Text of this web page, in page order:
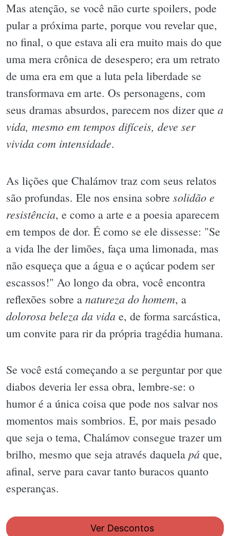
Mas atenção, se você não curte spoilers, pode
pular a próxima parte, porque vou revelar que,
no final, o que estava ali era muito mais do que
uma mera crônica de desespero; era um retrato
de uma era em que a luta pela liberdade se
transformava em arte. Os personagens, com
seus dramas absurdos, parecem nos dizer que a
vida, mesmo em tempos difíceis, deve ser
vivida com intensidade.
As lições que Chalámov traz com seus relatos
são profundas. Ele nos ensina sobre solidão e
resistência, e como a arte e a poesia aparecem
em tempos de dor. É como se ele dissesse: "Se
a vida lhe der limões, faça uma limonada, mas
não esqueça que a água e o açúcar podem ser
escassos!" Ao longo da obra, você encontra
reflexões sobre a natureza do homem, a
dolorosa beleza da vida e, de forma sarcástica,
um convite para rir da própria tragédia humana.
Se você está começando a se perguntar por que
diabos deveria ler essa obra, lembre-se: o
humor é a única coisa que pode nos salvar nos
momentos mais sombrios. E, por mais pesado
que seja o tema, Chalámov consegue trazer um
brilho, mesmo que seja através daquela pá que,
afinal, serve para cavar tanto buracos quanto
esperanças.
Ver Descontos